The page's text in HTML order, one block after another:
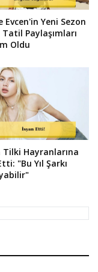
Evcen'in Yeni Sezon
Tatil Paylaşımları
Oldu
Tilki Hayranlarına
"Bu Yıl Şarkı